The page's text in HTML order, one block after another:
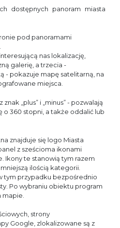
dostępnych panoram miasta
pod panoramami
nas lokalizację,
galerię, a trzecia -
- pokazuje mapę satelitarną, na
miejsca.
„plus” i „minus” - pozwalają
360 stopni, a także oddalić lub
znajduje się logo Miasta
z sześcioma ikonami
Ikony te stanowią tym razem
ilością kategorii.
tym przypadku bezpośrednio
Po wybraniu obiektu program
strony
Google, zlokalizowane są z